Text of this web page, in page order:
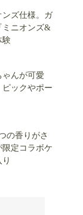
ンズ仕様。ガ
ミニオンズ&
験
んが可愛
ックやポー
の香りがさ
定コラボケ